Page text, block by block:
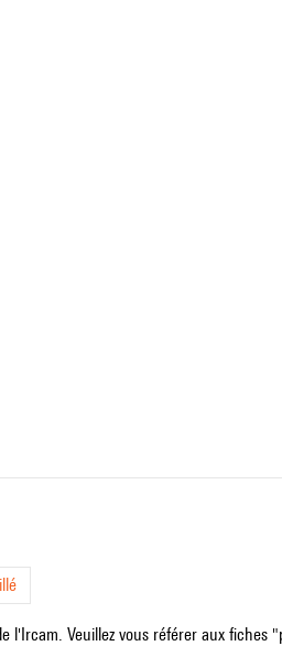
l'Ircam. Veuillez vous référer aux fiches